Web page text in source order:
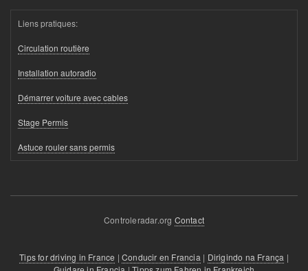
Liens pratiques:
Circulation routière
Installation autoradio
Démarrer voiture avec cables
Stage Permis
Astuce rouler sans permis
Controleradar.org Contact
Tips for driving in France |Conducir en Francia | Dirigindo na França |